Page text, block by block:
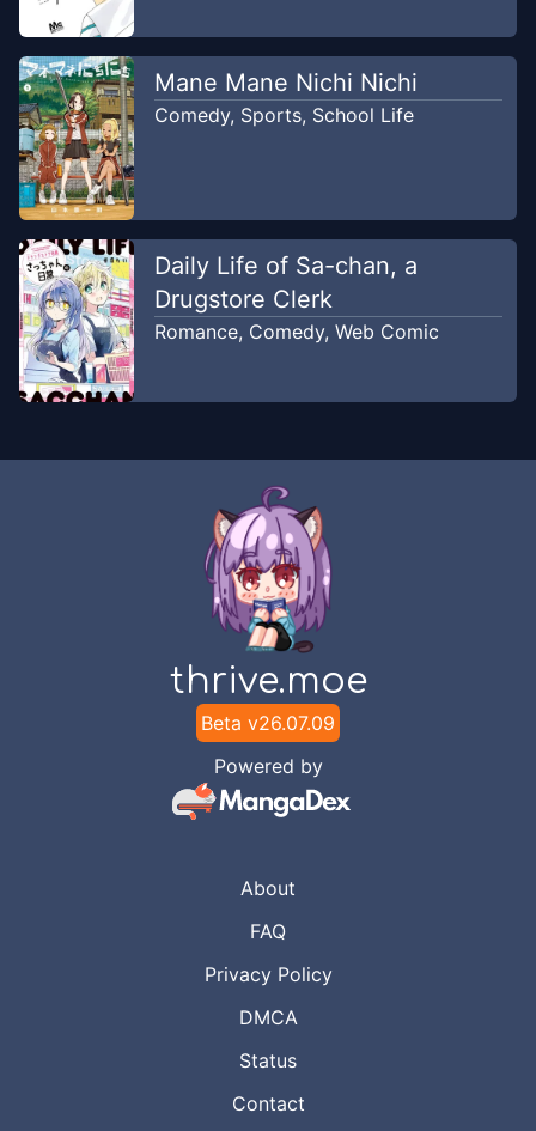
KumahaUwingWeLahk.
Chapter28 -Kamu
KumahaUwingWeLahk.
Jul 1, 2018
Chapter27
KumahaUwingWeLahk.
Chapter26 -Sadar
KumahaUwingWeLahk.
Chapter25
KumahaUwingWeLahk.
Chapter24-Masalah
Peringatan
KumahaUwingWeLahk.
Semoga beruntung
KumahaUwingWeLahk.
Wanita Pengiris
Daging Tipis-tipis
KumahaUwingWeLahk.
Mengendarai
Mane Mane Nichi Nichi
Comedy, Sports, School Life
Daily Life of Sa-chan, a
Drugstore Clerk
Romance, Comedy, Web Comic
thrive.moe
Beta v26.07.09
Powered by
About
FAQ
Privacy Policy
DMCA
Status
Contact